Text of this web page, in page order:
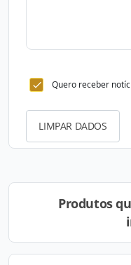
Quero receber
LIMPAR DADOS
Produtos